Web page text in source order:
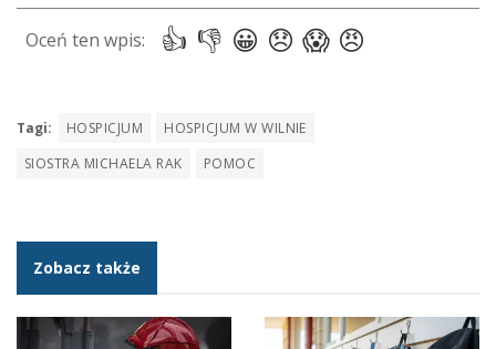
Tagi: HOSPICJUM
HOSPICJUM W WILNIE
SIOSTRA MICHAELA RAK
POMOC
Zobacz także